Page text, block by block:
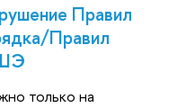
Правил
Правил
только на